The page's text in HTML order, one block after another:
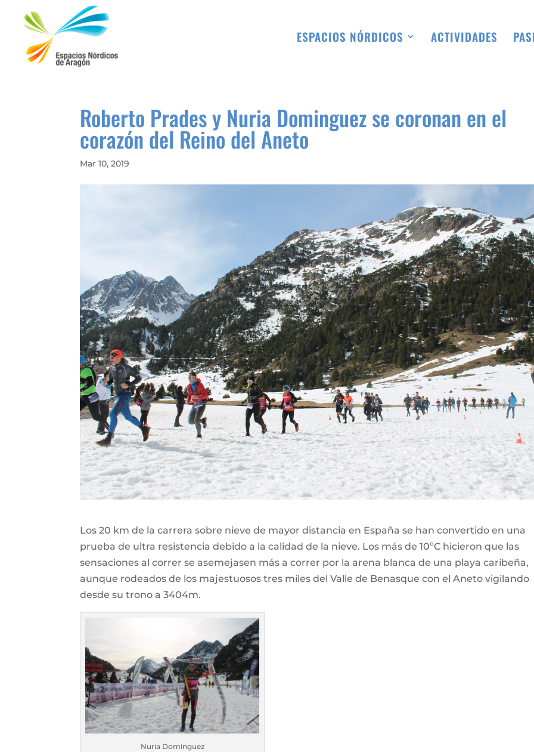
ESPACIOS NÓRDICOS ACTIVIDADES
Roberto Prades y Nuria Dominguez se coronan en el
corazón del Reino del Aneto
Mar 10, 2019
Los 20 km de la carrera sobre nieve de mayor distancia en España se han convertido en una
prueba de ultra resistencia debido a la calidad de la nieve. Los más de 10ºC hicieron que las
sensaciones al correr se asemejasen más a correr por la arena blanca de una playa caribeña,
aunque rodeados de los majestuosos tres miles del Valle de Benasque con el Aneto vigilando
desde su trono a 3404m.
Nuria Domínguez